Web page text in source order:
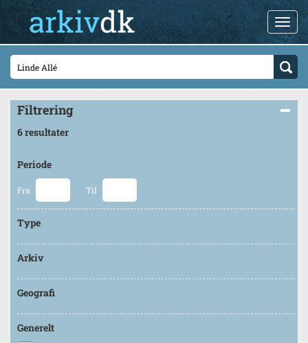
Filtrering
6 resultater
Periode
Fra Til
Type
Arkiv
Geografi
Generelt